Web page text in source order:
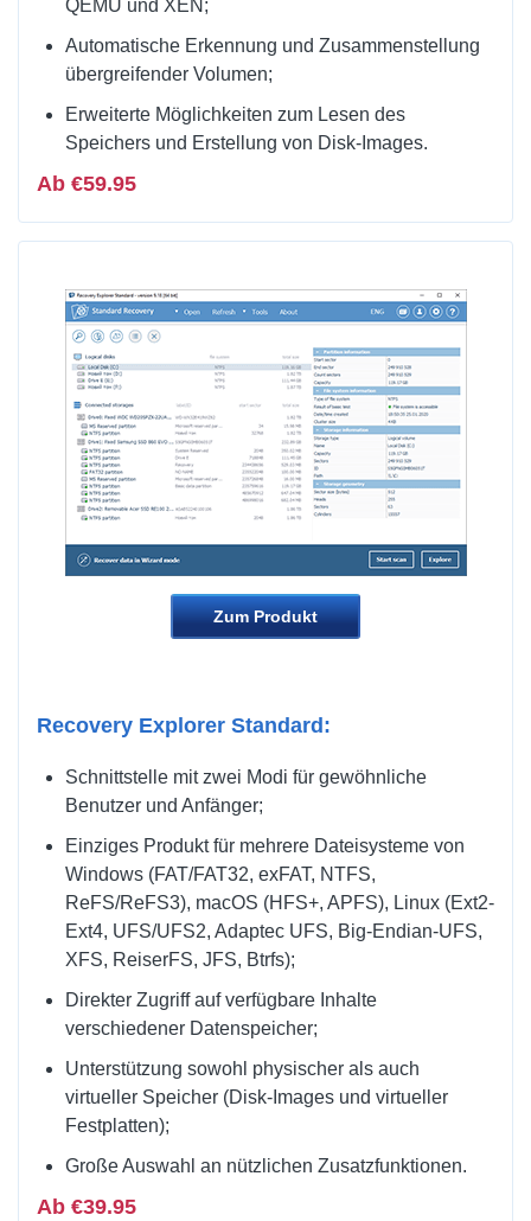
QEMU und XEN;
Automatische Erkennung und Zusammenstellung
übergreifender Volumen;
Erweiterte Möglichkeiten zum Lesen des
Speichers und Erstellung von Disk-Images.
Ab €59.95
Zum Produkt
Recovery Explorer Standard:
Schnittstelle mit zwei Modi für gewöhnliche
Benutzer und Anfänger;
Einziges Produkt für mehrere Dateisysteme von
Windows (FAT/FAT32, exFAT, NTFS,
ReFS/ReFS3), macOS (HFS+, APFS), Linux (Ext2-
Ext4, UFS/UFS2, Adaptec UFS, Big-Endian-UFS,
XFS, ReiserFS, JFS, Btrfs);
Direkter Zugriff auf verfügbare Inhalte
verschiedener Datenspeicher;
Unterstützung sowohl physischer als auch
virtueller Speicher (Disk-Images und virtueller
Festplatten);
Große Auswahl an nützlichen Zusatzfunktionen.
Ab €39.95